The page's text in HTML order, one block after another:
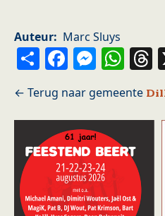
Auteur Marc Sluys
Share